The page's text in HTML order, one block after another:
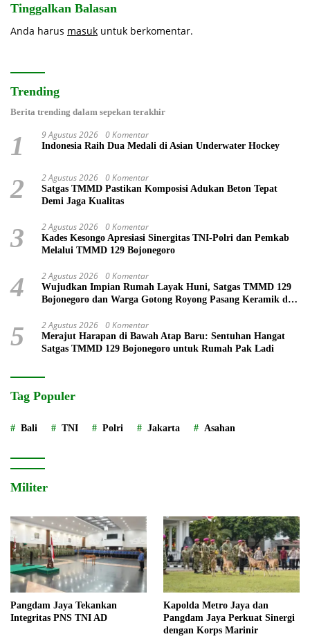
Tinggalkan Balasan
Anda harus masuk untuk berkomentar.
Trending
Berita trending dalam sepekan terakhir
1 9 Agustus 2026 0 Komentar
Indonesia Raih Dua Medali di Asian Underwater Hockey
2 2 Agustus 2026 0 Komentar
Satgas TMMD Pastikan Komposisi Adukan Beton Tepat
Demi Jaga Kualitas
3 2 Agustus 2026 0 Komentar
Kades Kesongo Apresiasi Sinergitas TNI-Polri dan Pemkab
Melalui TMMD 129 Bojonegoro
4 2 Agustus 2026 0 Komentar
Wujudkan Impian Rumah Layak Huni, Satgas TMMD 129
Bojonegoro dan Warga Gotong Royong Pasang Keramik di
5 2 Agustus 2026 0 Komentar
Merajut Harapan di Bawah Atap Baru: Sentuhan Hangat
Satgas TMMD 129 Bojonegoro untuk Rumah Pak Ladi
Tag Populer
Bali TNI Polri Jakarta Asahan
Militer
Pangdam Jaya Tekankan
Integritas PNS TNI AD
Kapolda Metro Jaya dan
Pangdam Jaya Perkuat Sinergi
dengan Korps Marinir